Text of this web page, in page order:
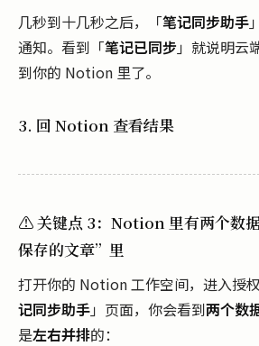
几秒到十几秒之后，「笔记同步助手
通知。看到「笔记已同步」就说明云
到你的 Notion 里了。
3. 回 Notion 查看结果
⚠️ 关键点 3：Notion 里有两个数
保存的文章”里
打开你的 Notion 工作空间，进入授
记同步助手」页面，你会看到两个数
是左右并排的：